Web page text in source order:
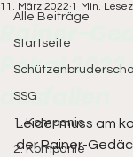
Alle Beiträge
Startseite
SSG
1. Kompanie
2. Kompanie
Rainer-
Pokal
ausfallen
11. März 2022 1 Min.
Leider muss am
der Rainer-